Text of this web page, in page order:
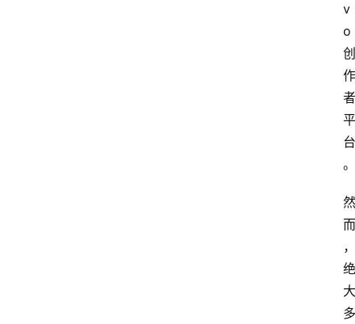
v
o
创
作
者
平
台
。
然
而
，
绝
大
多